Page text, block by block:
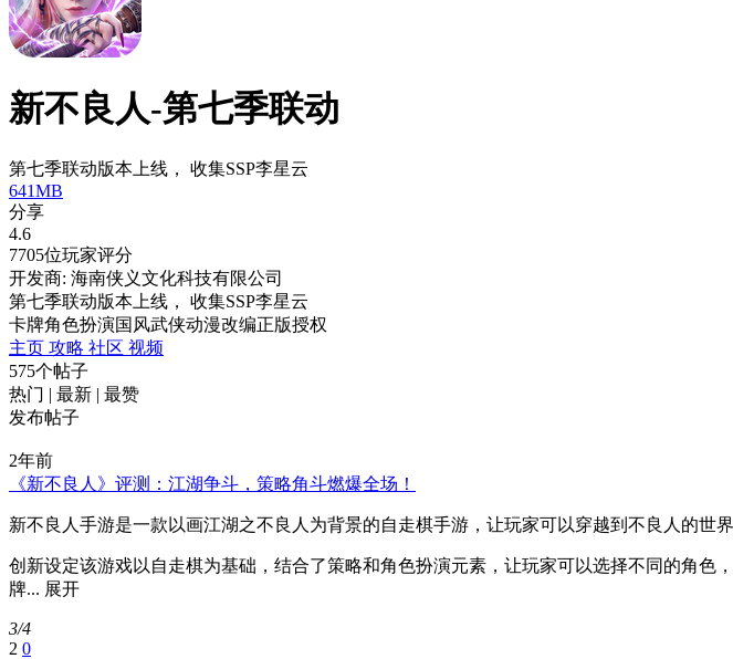
新不良人-第七季联动
第七季联动版本上线， 收集SSP李星云
641MB
分享
4.6
7705位玩家评分
开发商: 海南侠义文化科技有限公司
第七季联动版本上线， 收集SSP李星云
卡牌角色扮演国风武侠动漫改编正版授权
主页 攻略 社区 视频
575个帖子
热门 | 最新 | 最赞
发布帖子
2年前
《新不良人》评测：江湖争斗，策略角斗燃爆全场！
新不良人手游是一款以画江湖之不良人为背景的自走棋手游，让玩家可以穿越到不良人的世
创新设定该游戏以自走棋为基础，结合了策略和角色扮演元素，让玩家可以选择不同的角
牌... 展开
3/4
2 0